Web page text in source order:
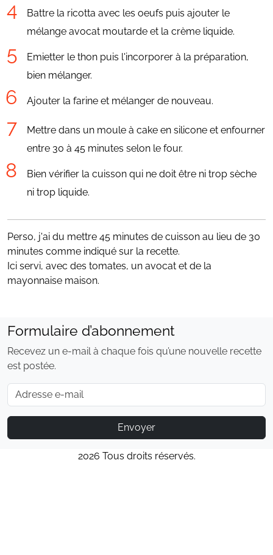
Battre la ricotta avec les oeufs puis ajouter le
mélange avocat moutarde et la crème liquide.
Emietter le thon puis l'incorporer à la préparation,
bien mélanger.
Ajouter la farine et mélanger de nouveau.
Mettre dans un moule à cake en silicone et enfourner
entre 30 à 45 minutes selon le four.
Bien vérifier la cuisson qui ne doit être ni trop sèche
ni trop liquide.
Perso, j'ai du mettre 45 minutes de cuisson au lieu de 30
minutes comme indiqué sur la recette.
Ici servi, avec des tomates, un avocat et de la
mayonnaise maison.
Formulaire d’abonnement
Recevez un e-mail à chaque fois qu’une nouvelle recette
est postée.
E-mail
Envoyer
2026 Tous droits réservés.